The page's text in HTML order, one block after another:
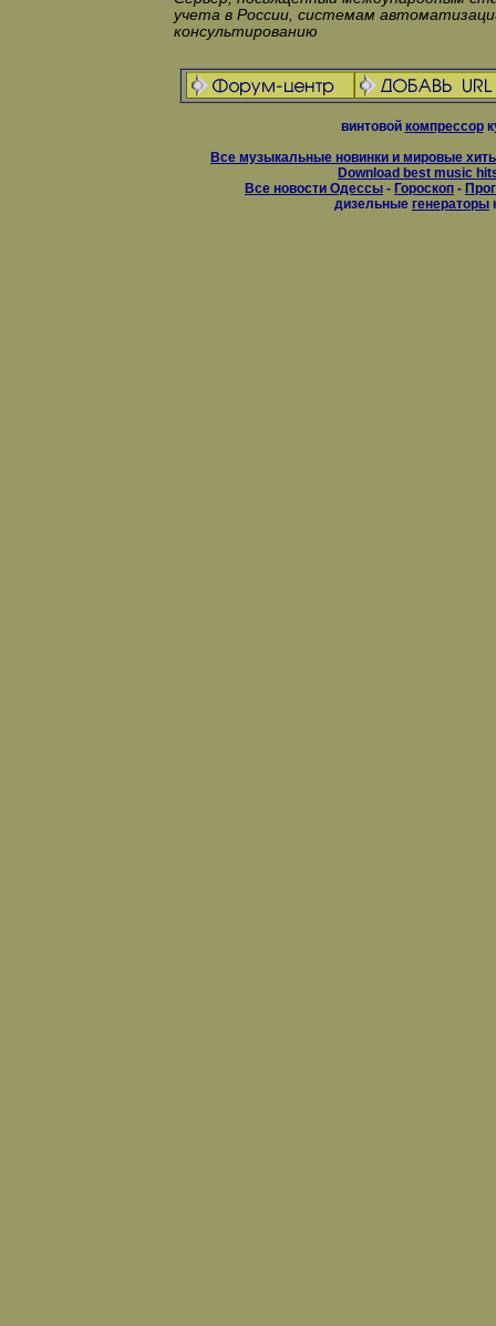
учета в России, системам
консультированию
винтовой компрессор
Все музыкальные новинки и мировые
Download best music
Все новости Одессы - Гороскоп -
дизельные генераторы